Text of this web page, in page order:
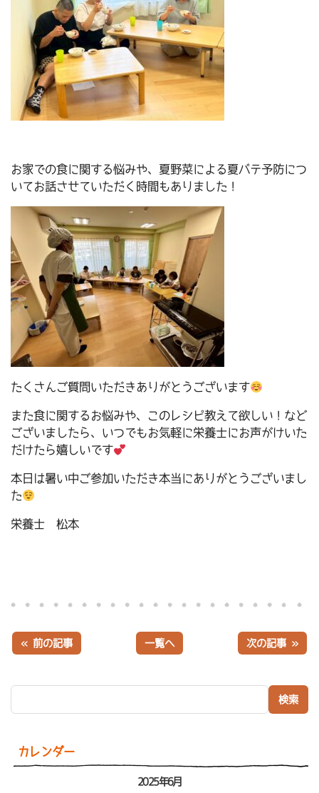
カレンダー
2025年6月
お家での食に関する悩みや、夏野菜による夏バテ予防につ
いてお話させていただく時間もありました！
たくさんご質問いただきありがとうございます
また食に関するお悩みや、このレシピ教えて欲しい！など
ございましたら、いつでもお気軽に栄養士にお声がけいた
だけたら嬉しいです
本日は暑い中ご参加いただき本当にありがとうございまし
た
栄養士 松本
« 前の記事 一覧へ 次の記事 »